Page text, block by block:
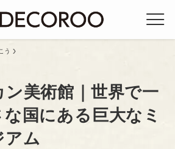
う
ン美術館｜世界で一
国にある巨大なミ
アム